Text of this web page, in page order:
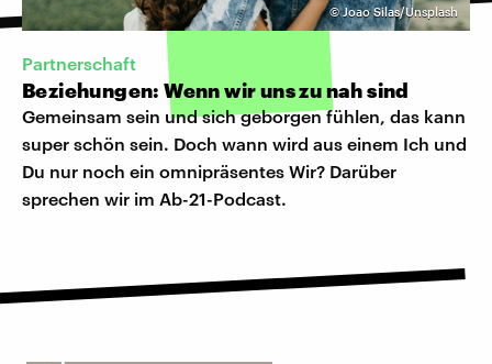
©Joao Silas/Unsplash
Partnerschaft
Beziehungen: Wenn wir uns zu nah sind
Gemeinsam sein und sich geborgen fühlen, das kann
super schön sein. Doch wann wird aus einem Ich und
Du nur noch ein omnipräsentes Wir? Darüber
sprechen wir im Ab-21-Podcast.